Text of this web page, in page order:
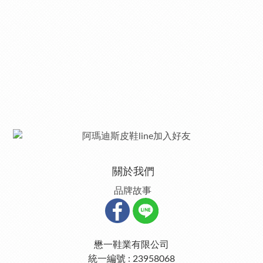
關於我們
品牌故事
懋一鞋業有限公司
統一編號 : 23958068